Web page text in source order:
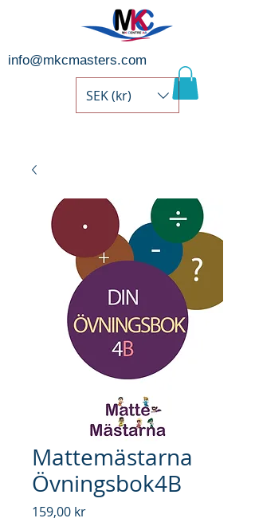
info@mkcmasters.com
SEK (kr)
Mattemästarna
Övningsbok4B
159,00 krPris